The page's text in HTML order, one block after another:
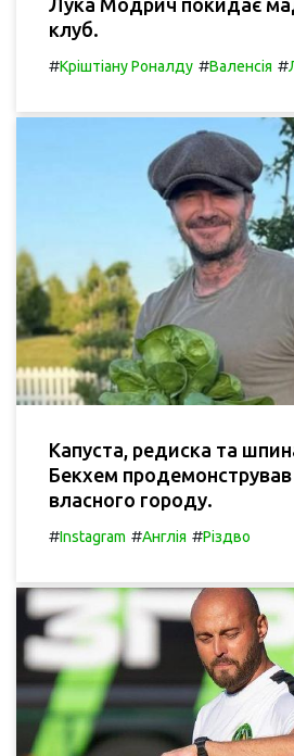
клуб.
#Кріштіану Роналду #Валенсія #
Капуста, редиска та
Бекхем продемонстрував
власного городу.
#Instagram #Англія #Різдво